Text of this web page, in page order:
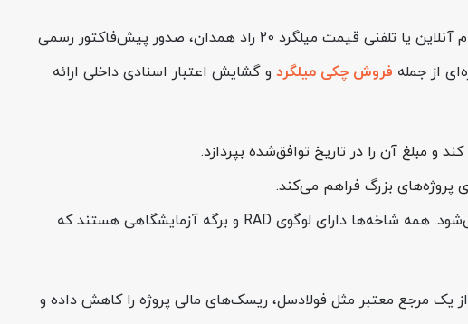
فولادسل شرایطی را فراهم کرده تا خرید میلگرد برای پیمانکاران و سازندگان ساده و مطمئن باشد. روند خرید شامل استعلام آنلاین یا تلفنی قیمت میلگرد 20 راد همدان، صدور پیش‌فاکتور رسمی
از جمله فروش چکی میلگرد و گشایش اعتبار اسنادی داخلی ارائه
و مبلغ آن را در تاریخ توافق‌شده بپردازد.
پس‌از نهایی شدن خرید، بارگیری مستقیماً از کارخانه انجام شده و محصول با بارنامه و بیمه‌نامه معتبر به مقصد ارسال می‌شود. همه شاخه‌ها دارای لوگوی RAD و برگه آزمایشگاهی هستند که
یک مرجع معتبر مثل فولادسل، ریسک‌های مالی پروژه را کاهش داده و